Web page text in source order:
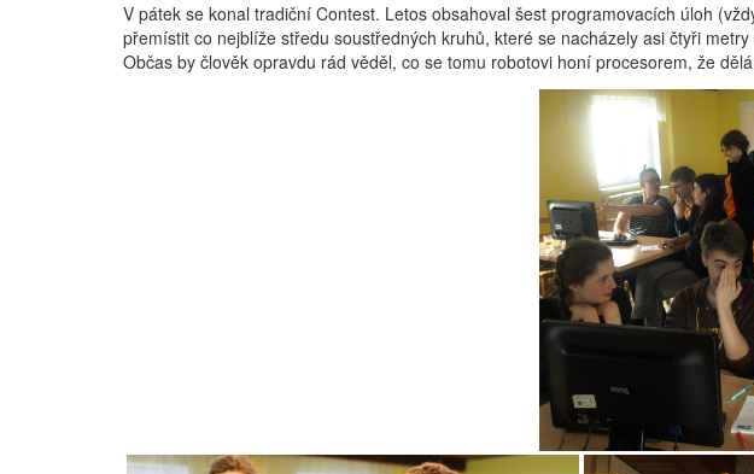
V pátek se konal tradiční Contest. Letos obsahoval šest programovacích úloh
přemístit co nejblíže středu soustředných kruhů, které se nacházely asi čtyři
Občas by člověk opravdu rád věděl, co se tomu robotovi honí procesorem, že